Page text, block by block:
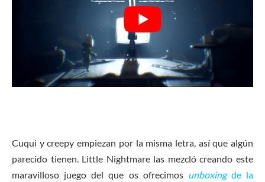
Cuqui y creepy empiezan por la misma letra, así que algún
parecido tienen. Little Nightmare las mezcló creando este
maravilloso juego del que os ofrecimos unboxing de la